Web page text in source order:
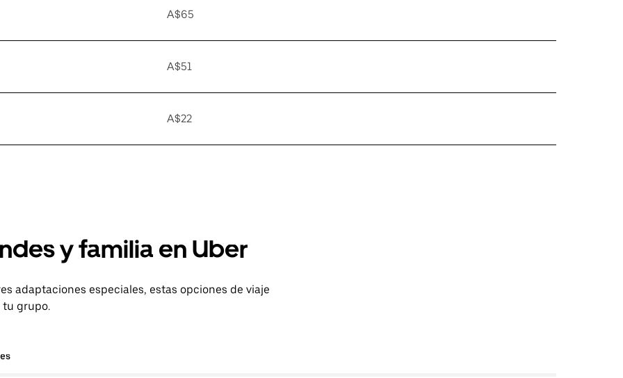
A$65
A$51
A$22
y familia en Uber
adaptaciones especiales, estas opciones de viaje
tu grupo.